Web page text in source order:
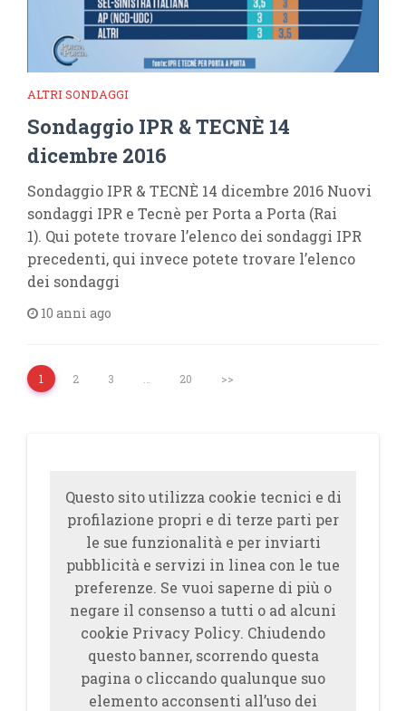
ALTRI SONDAGGI
Sondaggio IPR & TECNÈ 14
dicembre 2016
Sondaggio IPR & TECNÈ 14 dicembre 2016 Nuovi
sondaggi IPR e Tecnè per Porta a Porta (Rai
1). Qui potete trovare l’elenco dei sondaggi IPR
precedenti, qui invece potete trovare l’elenco
dei sondaggi
10 anni ago
1 2 3 20 >>
Questo sito utilizza cookie tecnici e di
profilazione propri e di terze parti per
le sue funzionalità e per inviarti
pubblicità e servizi in linea con le tue
preferenze. Se vuoi saperne di più o
negare il consenso a tutti o ad alcuni
cookie Privacy Policy. Chiudendo
questo banner, scorrendo questa
pagina o cliccando qualunque suo
elemento acconsenti all’uso dei